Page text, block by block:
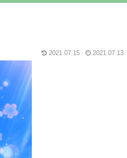
2021.07.15 2021.07.13